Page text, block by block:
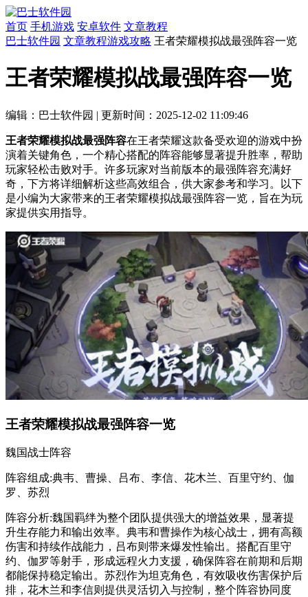
首页 手机游戏 安卓软件 文章教程
巴士软件园 文章教程游戏攻略 王者荣耀模拟战最强阵容一览
王者荣耀模拟战最强阵容一览
编辑：巴士软件园 | 更新时间：2025-12-02 11:09:46
王者荣耀模拟战最强阵容在王者荣耀这款备受欢迎的游戏中扮
演着关键角色，一个精心搭配的阵容能够显著提升胜率，帮助
玩家轻松击败对手。许多玩家对当前版本的最强阵容充满好
奇，下方将详细解析这些高效组合，供大家参考和学习。以下
是小编为大家带来的王者荣耀模拟战最强阵容一览，旨在为玩
家提供实用指导。
王者荣耀模拟战最强阵容一览
魏国战士阵容
阵容组成:典韦、曹操、吕布、李信、花木兰、百里守约、伽
罗、苏烈
阵容分析:魏国羁绊为整个团队提供强大的增益效果，显著提
升生存能力和输出效率。典韦和曹操作为核心战士，拥有高额
伤害和持续作战能力，吕布则带来爆发性输出。搭配百里守
约、伽罗等射手，形成远程火力支援，确保阵容在前期和后期
都能保持稳定输出。苏烈作为坦克角色，有效吸收伤害保护后
排，花木兰和李信则提供灵活切入与控制，整个阵容协同度